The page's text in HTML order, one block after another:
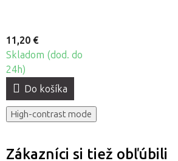
11,20 €
Skladom (dod. do
24h)
Do košíka
High-contrast mode
Zákazníci si tiež obľúbili